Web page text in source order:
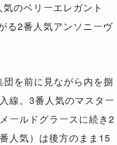
のベリーエレガント
る2番人気アンソニーヴ
を前に見ながら内を捌
線。3番人気のマスター
ールドグラースに続き2
人気）は後方のまま15